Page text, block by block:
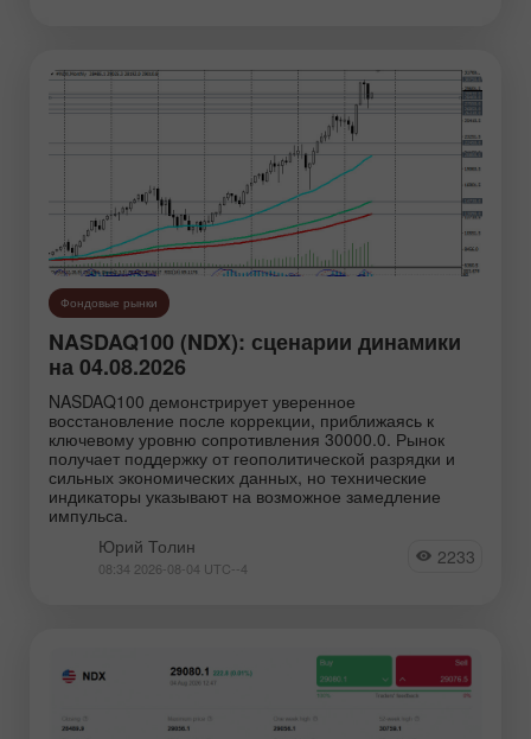
Фондовые рынки
NASDAQ100 (NDX): сценарии динамики
на 04.08.2026
NASDAQ100 демонстрирует уверенное
восстановление после коррекции, приближаясь к
ключевому уровню сопротивления 30000.0. Рынок
получает поддержку от геополитической разрядки и
сильных экономических данных, но технические
индикаторы указывают на возможное замедление
импульса.
Юрий Толин
08:34 2026-08-04 UTC--4 2233